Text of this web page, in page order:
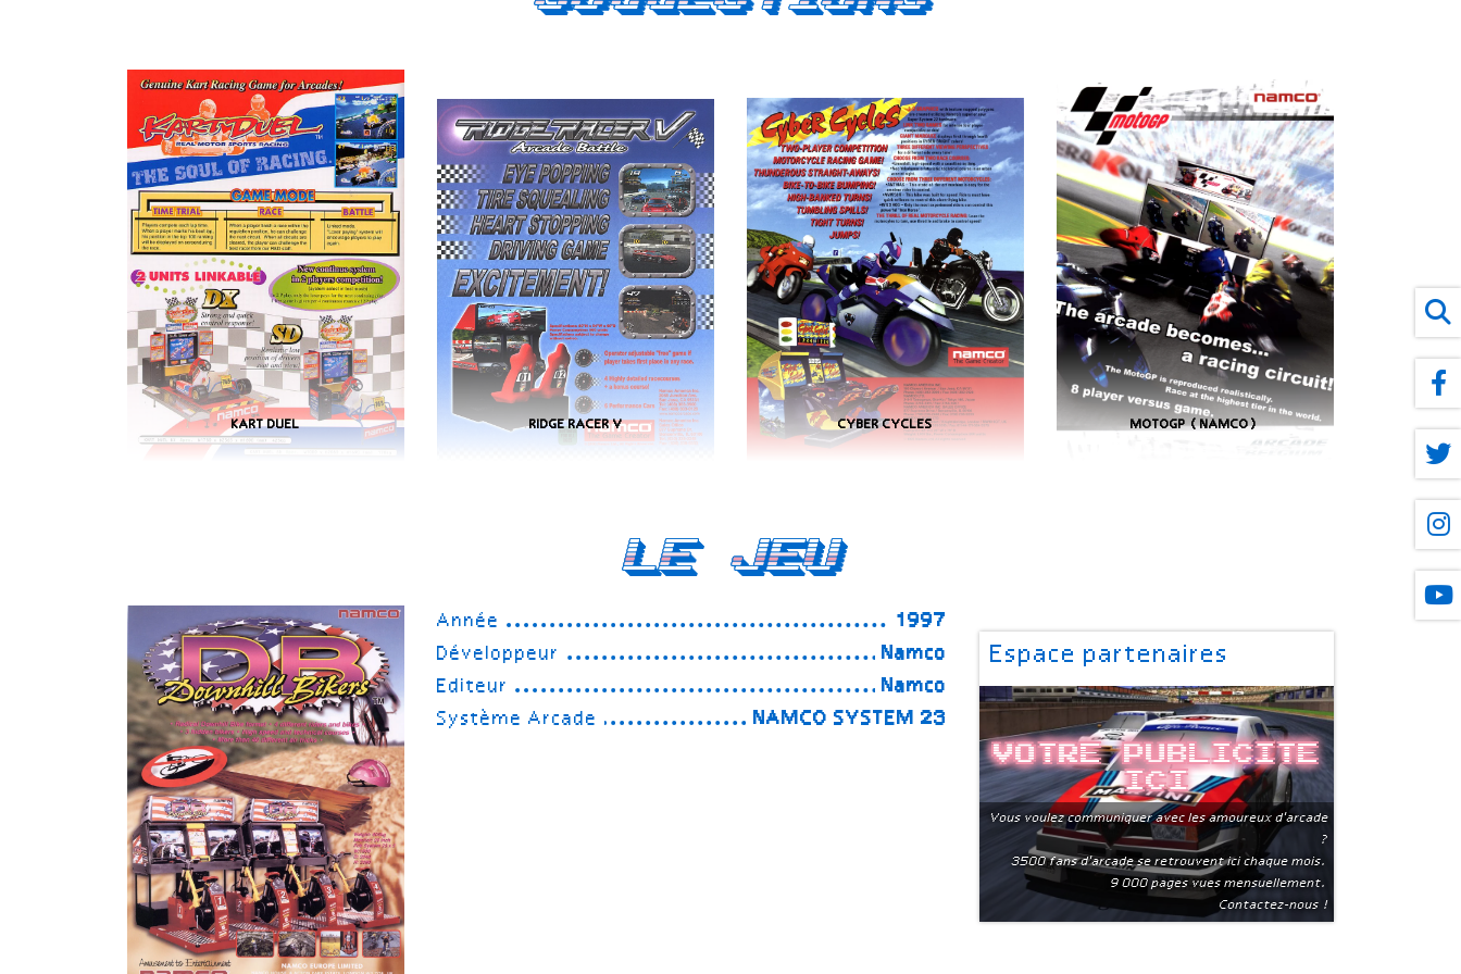
Le Jeu
Année
1997
Développeur
Namco
Editeur
Namco
Système Arcade
NAMCO SYSTEM 23
Espace partenaires
Votre publicite
ici
Vous voulez communiquer avec les amoureux d'arcade
?
3500 fans d'arcade se retrouvent ici chaque mois.
9 000 pages vues mensuellement.
Contactez-nous !
KART DUEL RIDGE RACER V CYBER CYCLES MOTOGP (NAMCO)